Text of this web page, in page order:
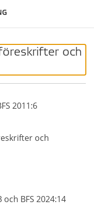
och
2011:6
och
och BFS 2024:14